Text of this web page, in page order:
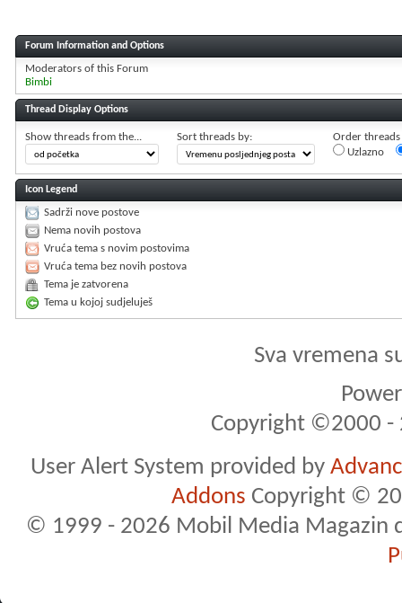
Forum Information and Options
Moderators of this Forum
Bimbi
Thread Display Options
Show threads from the... Sort threads by:
Order threads
Uzlazno
Icon Legend
Sadrži nove postove
Nema novih postova
Vruća tema s novim postovima
Vruća tema bez novih postova
Tema je zatvorena
Tema u kojoj sudjeluješ
Sva vremena
Copyright ©2000 -
User Alert System provided by
Addons Copyright ©
© 1999 - 2026 Mobil Media Magazin